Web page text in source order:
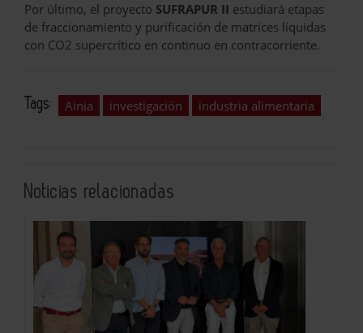
Por último, el proyecto SUFRAPUR II estudiará etapas
de fraccionamiento y purificación de matrices líquidas
con CO2 supercrítico en continuo en contracorriente.
Tags: Ainia investigación industria alimentaria
Noticias relacionadas